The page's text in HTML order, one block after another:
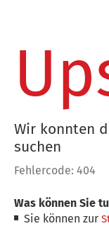
Wir konnten
suchen
Fehlercode: 404
Was können Sie
Sie können zur